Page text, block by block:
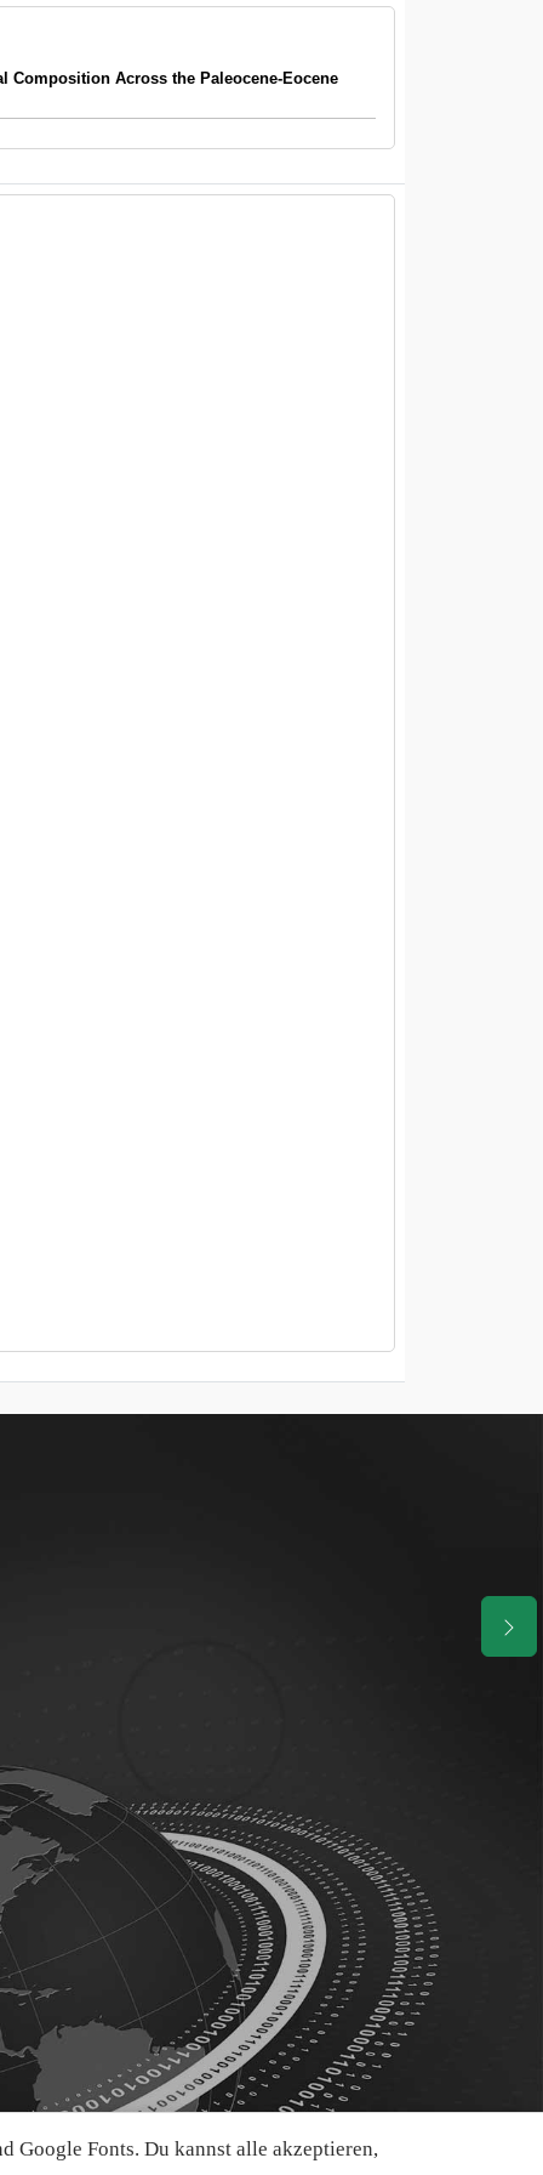
Google Fonts. Du kannst alle akzeptieren,
Composition Across the Paleocene-Eocene